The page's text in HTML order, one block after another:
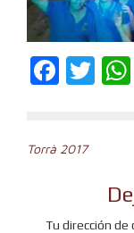
entradas
Torrà 2017
Tu dirección de